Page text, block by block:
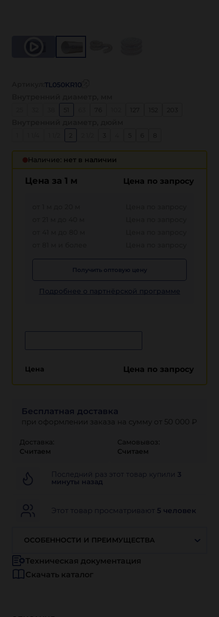
Наличие: нет в наличии
Цена за 1 м Цена по запросу
Получить оптовую цену
Подробнее о партнёрской программе
Цена Цена по запросу
Бесплатная доставка
при оформлении заказа на сумму от 50 000 ₽
Доставка:
Считаем
Самовывоз:
Считаем
Последний раз этот товар купили 3
минуты назад
Этот товар просматривают 5 человек
ОСОБЕННОСТИ И ПРЕИМУЩЕСТВА
Техническая документация
Скачать каталог
TL050KR10
76 127 203
3 6 8